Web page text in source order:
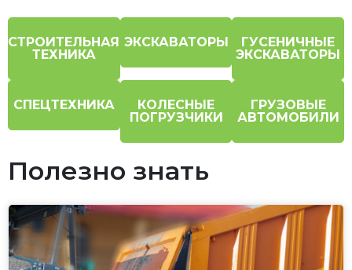
СТРОИТЕЛЬНАЯ
ТЕХНИКА
ЭКСКАВАТОРЫ
ГУСЕНИЧНЫЕ
ЭКСКАВАТОРЫ
СПЕЦТЕХНИКА
КОЛЕСНЫЕ
ПОГРУЗЧИКИ
ГРУЗОВЫЕ
АВТОМОБИЛИ
Полезно знать